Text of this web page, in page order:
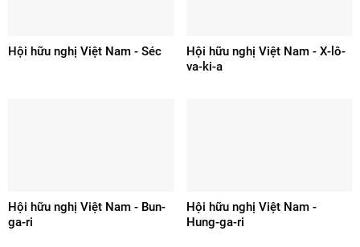
Hội hữu nghị Việt Nam - Séc
Hội hữu nghị Việt Nam - X-lô-
va-ki-a
Hội hữu nghị Việt Nam - Bun-
ga-ri
Hội hữu nghị Việt Nam -
Hung-ga-ri